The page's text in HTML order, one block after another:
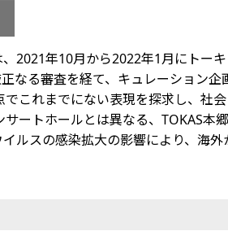
、2021年10月から2022年1月にトー
なる審査を経て、キュレーション
これまでにない表現を探求し、社
ートホールとは異なる、TOKAS本
ルスの感染拡大の影響により、海